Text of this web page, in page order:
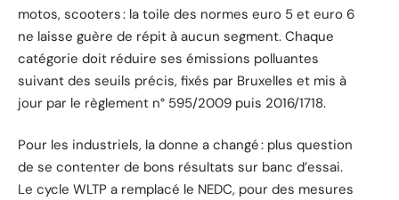
motos, scooters : la toile des normes euro 5 et euro 6
ne laisse guère de répit à aucun segment. Chaque
catégorie doit réduire ses émissions polluantes
suivant des seuils précis, fixés par Bruxelles et mis à
jour par le règlement n° 595/2009 puis 2016/1718.
Pour les industriels, la donne a changé : plus question
de se contenter de bons résultats sur banc d’essai.
Le cycle WLTP a remplacé le NEDC, pour des mesures